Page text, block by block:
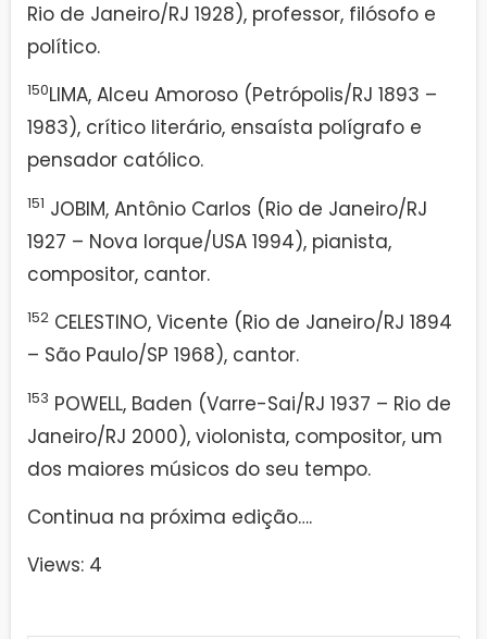
Rio de Janeiro/RJ 1928), professor, filósofo e
político.
150LIMA, Alceu Amoroso (Petrópolis/RJ 1893 –
1983), crítico literário, ensaísta polígrafo e
pensador católico.
151 JOBIM, Antônio Carlos (Rio de Janeiro/RJ
1927 – Nova Iorque/USA 1994), pianista,
compositor, cantor.
152 CELESTINO, Vicente (Rio de Janeiro/RJ 1894
– São Paulo/SP 1968), cantor.
153 POWELL, Baden (Varre-Sai/RJ 1937 – Rio de
Janeiro/RJ 2000), violonista, compositor, um
dos maiores músicos do seu tempo.
Continua na próxima edição….
Views: 4